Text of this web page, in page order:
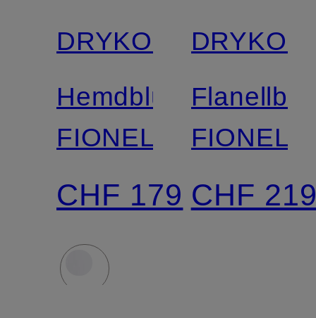
DRYKORN
Hemdbluse
FIONEL
CHF 179
FIONEL
CHF